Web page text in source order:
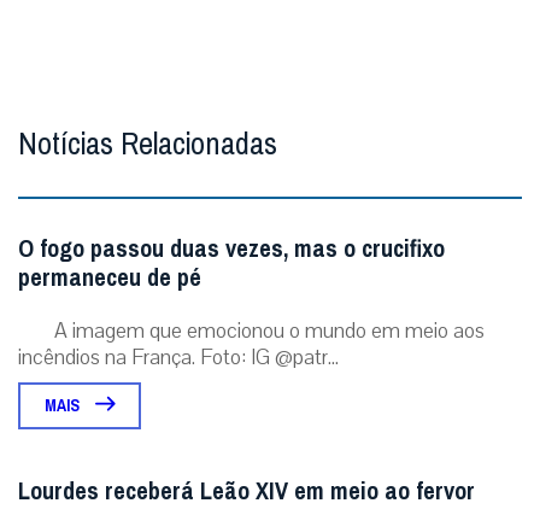
Notícias Relacionadas
O fogo passou duas vezes, mas o crucifixo
permaneceu de pé
A imagem que emocionou o mundo em meio aos
incêndios na França. Foto: IG @patr...
MAIS
Lourdes receberá Leão XIV em meio ao fervor